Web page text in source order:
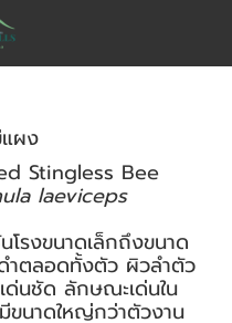
แผง
Stingless Bee
laeviceps
โรงขนาดเล็กถึงขนาด
ำตลอดทั้งตัว ผิวลำตัว
ด่นชัด ลักษณะเด่นใน
ขนาดใหญ่กว่าตัวงาน